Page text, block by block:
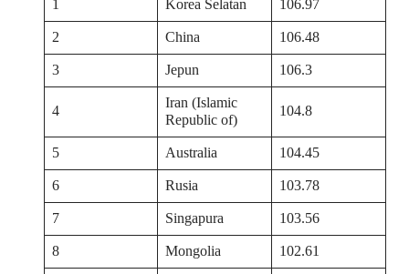
1 Korea Selatan
106.97
2
China
106.48
3
Jepun 106.3
4
Iran (Islamic
Republic of)
104.8
5 Australia
104.45
6
Rusia
103.78
7
Singapura
103.56
8
Mongolia
102.61